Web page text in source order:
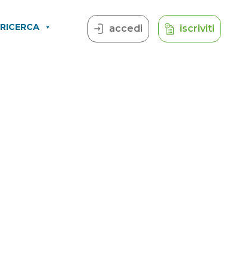
RICERCA accedi iscriviti